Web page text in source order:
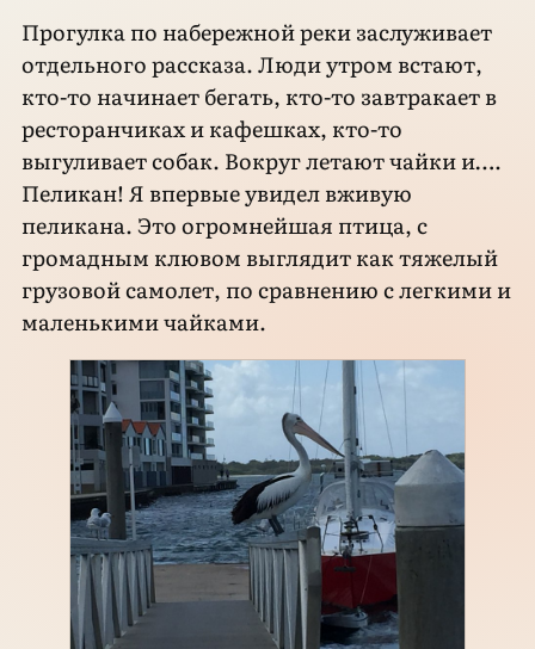
Прогулка по набережной реки заслуживает
отдельного рассказа. Люди утром встают,
кто-то начинает бегать, кто-то завтракает в
ресторанчиках и кафешках, кто-то
выгуливает собак. Вокруг летают чайки и….
Пеликан! Я впервые увидел вживую
пеликана. Это огромнейшая птица, с
громадным клювом выглядит как тяжелый
грузовой самолет, по сравнению с легкими и
маленькими чайками.